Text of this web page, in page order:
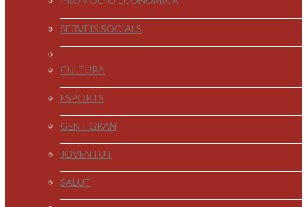
SERVEIS SOCIALS
CULTURA
ESPORTS
GENT GRAN
JOVENTUT
SALUT